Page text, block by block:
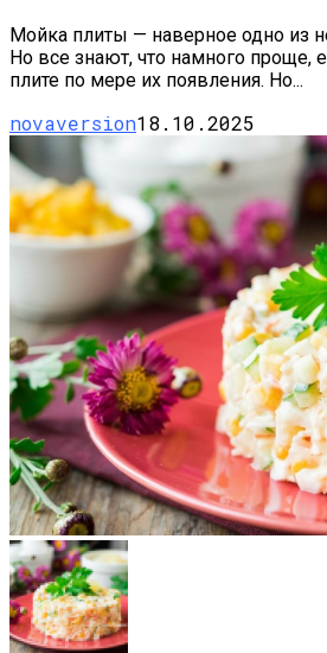
Мойка плиты — наверное одно из
Но все знают, что намного проще,
плите по мере их появления. Но...
novaversion18.10.2025